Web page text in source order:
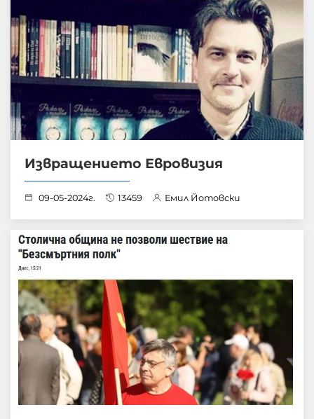
Извращението Евровизия
09-05-2024г. 13459 Емил Йотовски